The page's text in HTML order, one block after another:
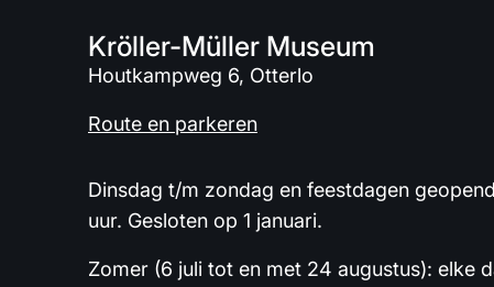
Kröller-Müller Museum
Houtkampweg 6, Otterlo
Route en parkeren
Dinsdag t/m zondag en feestdagen
uur. Gesloten op 1 januari.
Zomer (6 juli tot en met 24 augustus): elke